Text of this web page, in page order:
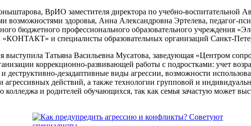
ВрИО заместителя директора по учебно-
возможностями здоровья, Анна Александровна Эртелева, педагог-
бюджетного профессионального образовательного учреждения
«КОНТАКТ» и специалисты образовательных организаций Санкт-
Татьяна Васильевна Мусатова, заведующая «Центром
коррекционно-развивающей работы с подростками: учет
деструктивно-дезадаптивные виды агрессии, возможности
агрессивных действий, а также технологии групповой и
и родителей обучающихся, так как семья зачастую может